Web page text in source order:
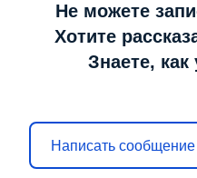
Не можете
Хотите
Знаете,
Написать сообщение